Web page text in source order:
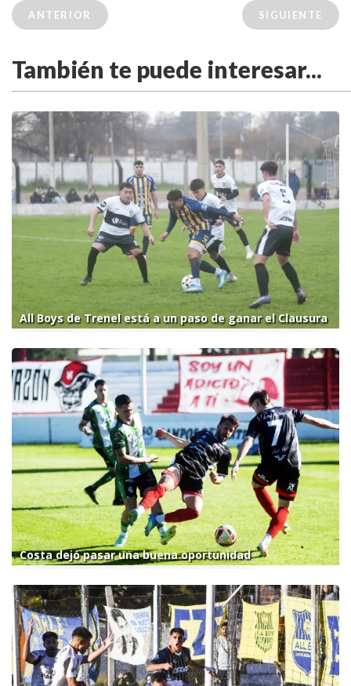
ANTERIOR SIGUIENTE
También te puede interesar...
All Boys de Trenel está a un paso de ganar el Clausura
Costa dejó pasar una buena oportunidad